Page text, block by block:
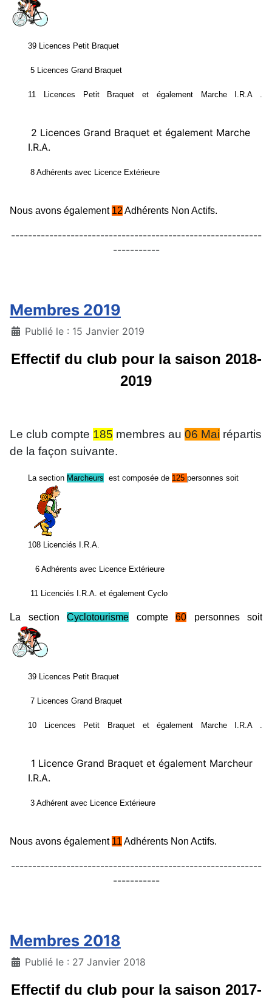
39 Licences Petit Braquet
5 Licences Grand Braquet
11 Licences Petit Braquet et également Marche I.R.A .
2 Licences Grand Braquet et également Marche
I.R.A.
8 Adhérents avec Licence Extérieure
Nous avons également 12 Adhérents Non Actifs.
-----------------------------------------------------------
-----------
Membres 2019
DétailsPublié le : 15 Janvier 2019
Effectif du club pour la saison 2018-
2019
Le club compte 185 membres au 06 Mai répartis
de la façon suivante.
La section Marcheurs est composée de 125 personnes soit
108 Licenciés I.R.A.
6 Adhérents avec Licence Extérieure
11 Licenciés I.R.A. et également Cyclo
La section Cyclotourisme compte 60 personnes soit
39 Licences Petit Braquet
7 Licences Grand Braquet
10 Licences Petit Braquet et également Marche I.R.A .
1 Licence Grand Braquet et également Marcheur
I.R.A.
3 Adhérent avec Licence Extérieure
Nous avons également 11 Adhérents Non Actifs.
-----------------------------------------------------------
-----------
Membres 2018
DétailsPublié le : 27 Janvier 2018
Effectif du club pour la saison 2017-